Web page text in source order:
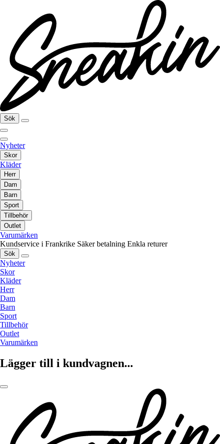
Sök
Nyheter
Skor
Kläder
Herr
Dam
Barn
Sport
Tillbehör
Outlet
Varumärken
Kundservice i Frankrike Säker betalning Enkla returer
Sök
Nyheter
Skor
Kläder
Herr
Dam
Barn
Sport
Tillbehör
Outlet
Varumärken
Lägger till i kundvagnen...